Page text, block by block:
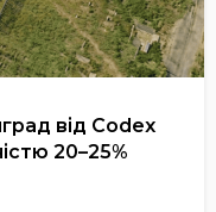
від Codex
20–25%